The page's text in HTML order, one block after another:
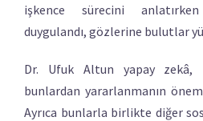
işkence sürecini
duygulandı, gözlerine bulutlar
Dr. Ufuk Altun yapay zekâ,
bunlardan yararlanmanın
Ayrıca bunlarla birlikte diğer